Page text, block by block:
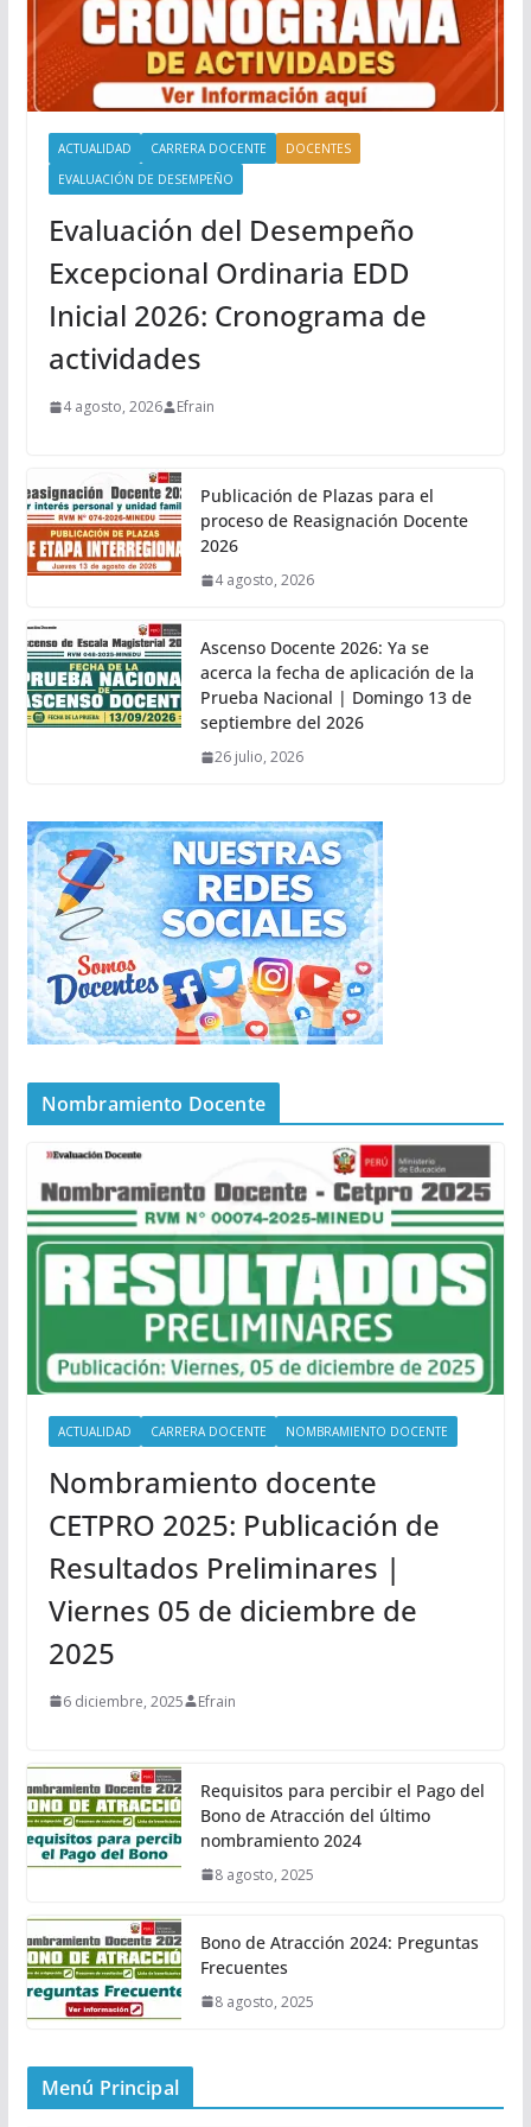
ACTUALIDAD CARRERA DOCENTE
DOCENTES
EVALUACIÓN DE DESEMPEÑO
Evaluación del Desempeño
Excepcional Ordinaria EDD
Inicial 2026: Cronograma de
actividades
4 agosto, 2026 Efrain
Publicación de Plazas para el
proceso de Reasignación Docente
2026
4 agosto, 2026
Ascenso Docente 2026: Ya se
acerca la fecha de aplicación de la
Prueba Nacional | Domingo 13 de
septiembre del 2026
26 julio, 2026
Nombramiento Docente
ACTUALIDAD CARRERA DOCENTE NOMBRAMIENTO DOCENTE
Nombramiento docente
CETPRO 2025: Publicación de
Resultados Preliminares |
Viernes 05 de diciembre de
2025
6 diciembre, 2025 Efrain
Requisitos para percibir el Pago del
Bono de Atracción del último
nombramiento 2024
8 agosto, 2025
Bono de Atracción 2024: Preguntas
Frecuentes
8 agosto, 2025
Menú Principal